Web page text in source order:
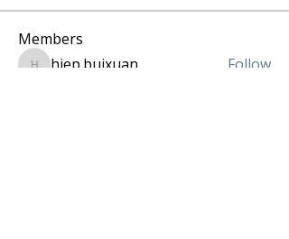
Members
hiep.buixuan
hiep.buixuan
Follow